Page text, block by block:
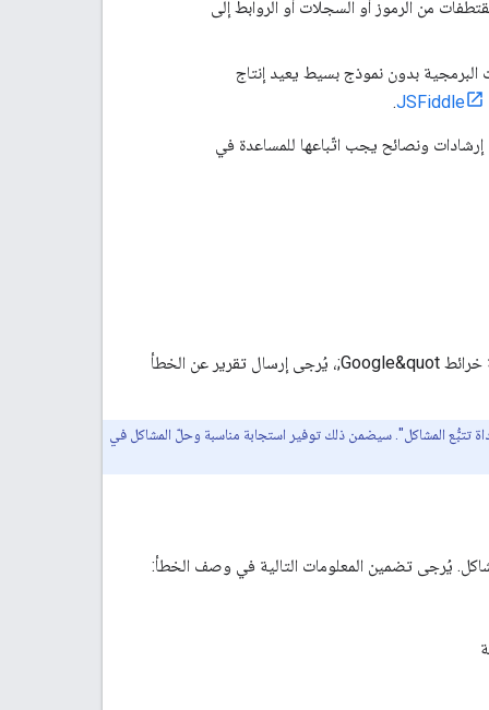
من الرموز أو السجلات أو الروابط إلى
بدون نموذج بسيط يعيد إنتاج
JSFiddle
.
إرشادات ونصائح يجب اتّباعها للمساعدة في
إذا كنت تعتقد أنّك عثرت على خطأ، أو إذا كان لديك طلب ميزة تريد مشاركته مع فريق &quot;منصة خرائط Google&quot;، يُرجى إرسال تقرير عن الخطأ
تتبُّع المشاكل". سيضمن ذلك توفير استجابة مناسبة وحلّ المشاكل في